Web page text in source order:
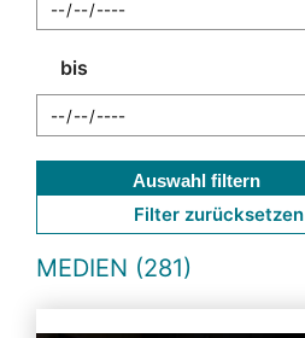
bis
Auswahl filtern
Filter zurücksetzen
MEDIEN (281)